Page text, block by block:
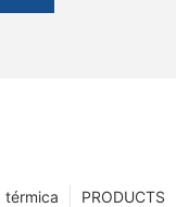
PRODUCTS
térmica